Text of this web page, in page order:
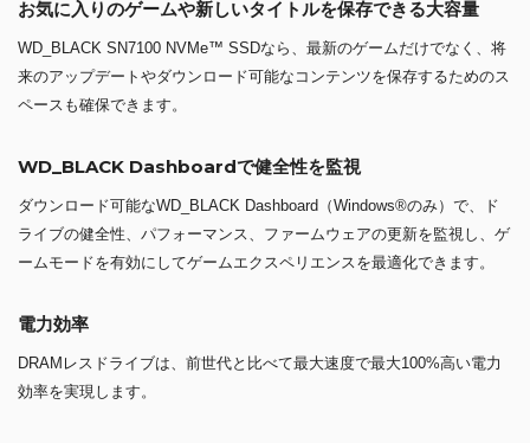
お気に入りのゲームや新しいタイトルを保存できる大容量
WD_BLACK SN7100 NVMe™ SSDなら、最新のゲームだけでなく、将
来のアップデートやダウンロード可能なコンテンツを保存するためのス
ペースも確保できます。
WD_BLACK Dashboardで健全性を監視
ダウンロード可能なWD_BLACK Dashboard（Windows®のみ）で、ド
ライブの健全性、パフォーマンス、ファームウェアの更新を監視し、ゲ
ームモードを有効にしてゲームエクスペリエンスを最適化できます。
電力効率
DRAMレスドライブは、前世代と比べて最大速度で最大100%高い電力
効率を実現します。